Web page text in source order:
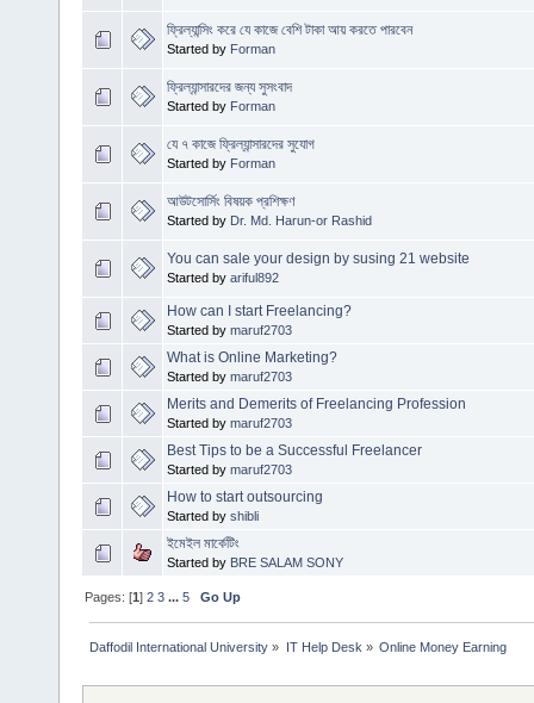
ফ্রিল্যান্সিং করে যে কাজে বেশি টাকা আয় করতে পারবেন
Started by Forman
ফ্রিল্যান্সারদের জন্য সুসংবাদ
Started by Forman
যে ৭ কাজে ফ্রিল্যান্সারদের সুযোগ
Started by Forman
আউটসোর্সিং বিষয়ক প্রশিক্ষণ
Started by Dr. Md. Harun-or Rashid
You can sale your design by susing 21 website
Started by ariful892
How can I start Freelancing?
Started by maruf2703
What is Online Marketing?
Started by maruf2703
Merits and Demerits of Freelancing Profession
Started by maruf2703
Best Tips to be a Successful Freelancer
Started by maruf2703
How to start outsourcing
Started by shibli
ইমেইল মার্কেটিং
Started by BRE SALAM SONY
Pages: [1]2 3 ...5 Go Up
Daffodil International University » IT Help Desk » Online Money Earning